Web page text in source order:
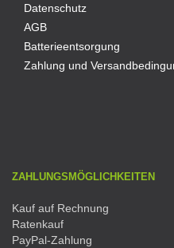
Datenschutz
AGB
Batterieentsorgung
Zahlung und
ZAHLUNGSMÖGLICHKEITEN
Kauf auf Rechnung
Ratenkauf
PayPal-Zahlung